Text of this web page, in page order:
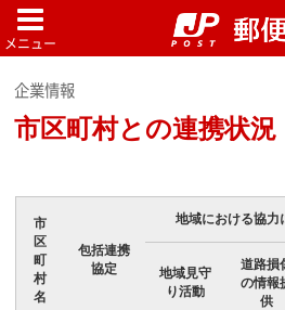
企業情報
市区町村との連携状況
市
区
町
村
名
包括連携
協定
地域における協力
地域見守
り活動
道路損
の情報
供